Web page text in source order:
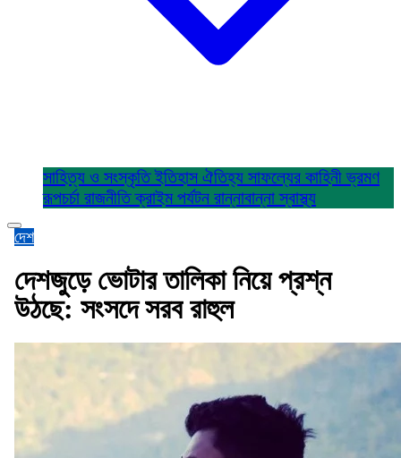
সাহিত্য ও সংস্কৃতিইতিহাস ঐতিহ্য সাফল্যের কাহিনীভ্রমণ
রূপচর্চা রাজনীতিক্রাইম পর্যটন রান্নাবান্নাস্বাস্থ্য
দেশ
দেশজুড়ে ভোটার তালিকা নিয়ে প্রশ্ন
উঠছে: সংসদে সরব রাহুল